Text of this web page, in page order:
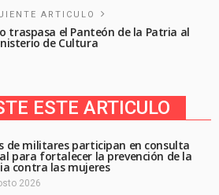
ARTICULO
traspasa el Panteón de la Patria al
de Cultura
ESTE ARTICULO
de militares participan en consulta
para fortalecer la prevención de la
contra las mujeres
2026